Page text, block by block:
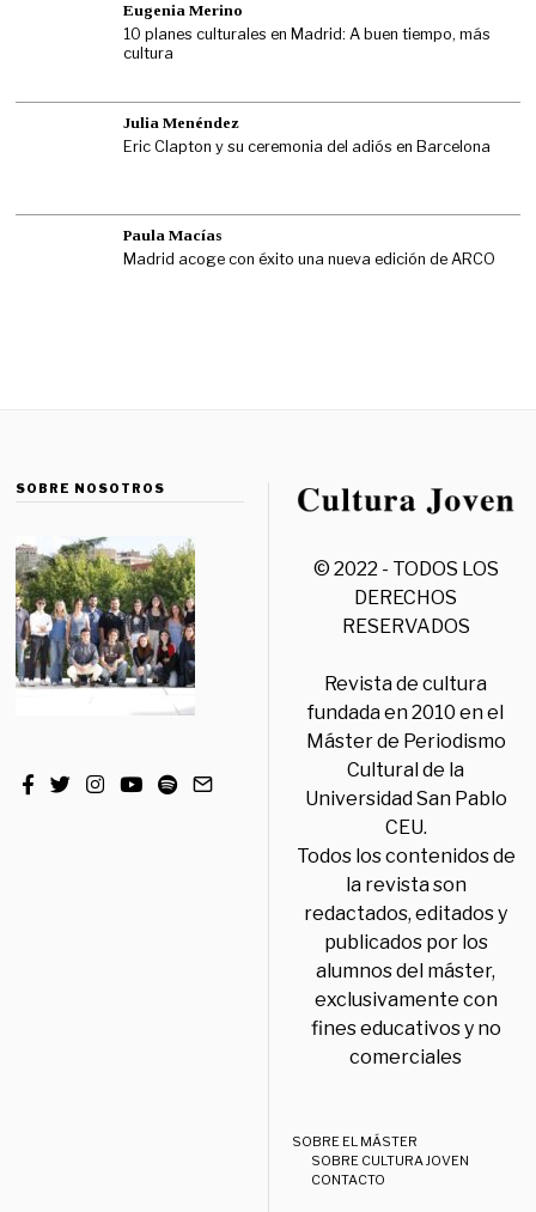
Eugenia Merino
10 planes culturales en Madrid: A buen tiempo, más
cultura
Julia Menéndez
Eric Clapton y su ceremonia del adiós en Barcelona
Paula Macías
Madrid acoge con éxito una nueva edición de ARCO
SOBRE NOSOTROS
© 2022 - TODOS LOS
DERECHOS
RESERVADOS
Revista de cultura
fundada en 2010 en el
Máster de Periodismo
Cultural de la
Universidad San Pablo
CEU.
Todos los contenidos de
la revista son
redactados, editados y
publicados por los
alumnos del máster,
exclusivamente con
fines educativos y no
comerciales
SOBRE EL MÁSTER
SOBRE CULTURA JOVEN
CONTACTO